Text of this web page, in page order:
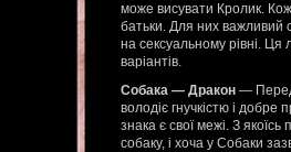
може висувати Кролик.
батьки. Для них важливий
на сексуальному рівні. Ця
варіантів.
Собака — Дракон — Перед
володіє гнучкістю і добре
знака є свої межі. З
собаку, і хоча у Собаки